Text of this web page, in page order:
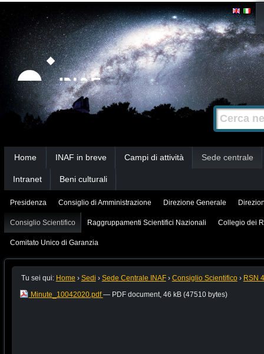
Strumenti
personali
Salta
contenuti.
|
Salta
alla
navigazione
Cerca nel
Ricerca
avanzata…
Home INAF in breve Campi di attività Sede centrale
Intranet Beni culturali
Presidenza Consiglio di Amministrazione Direzione Generale
Consiglio Scientifico Raggruppamenti Scientifici Nazionali Collegio dei
Comitato Unico di Garanzia
Tu sei qui: Home › Sedi › Sede Centrale INAF › Consiglio Scientifico › RSN 4
Minute_10042020.pdf— PDF document, 46 kB (47510 bytes)